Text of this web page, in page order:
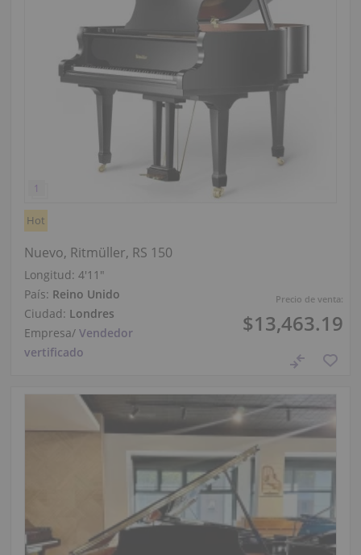
Precio de venta:
$13,463.19
Hot
Nuevo, Ritmüller, RS 150
Longitud: 4′11″
País: Reino Unido
Ciudad: Londres
Empresa/ Vendedor
vertificado